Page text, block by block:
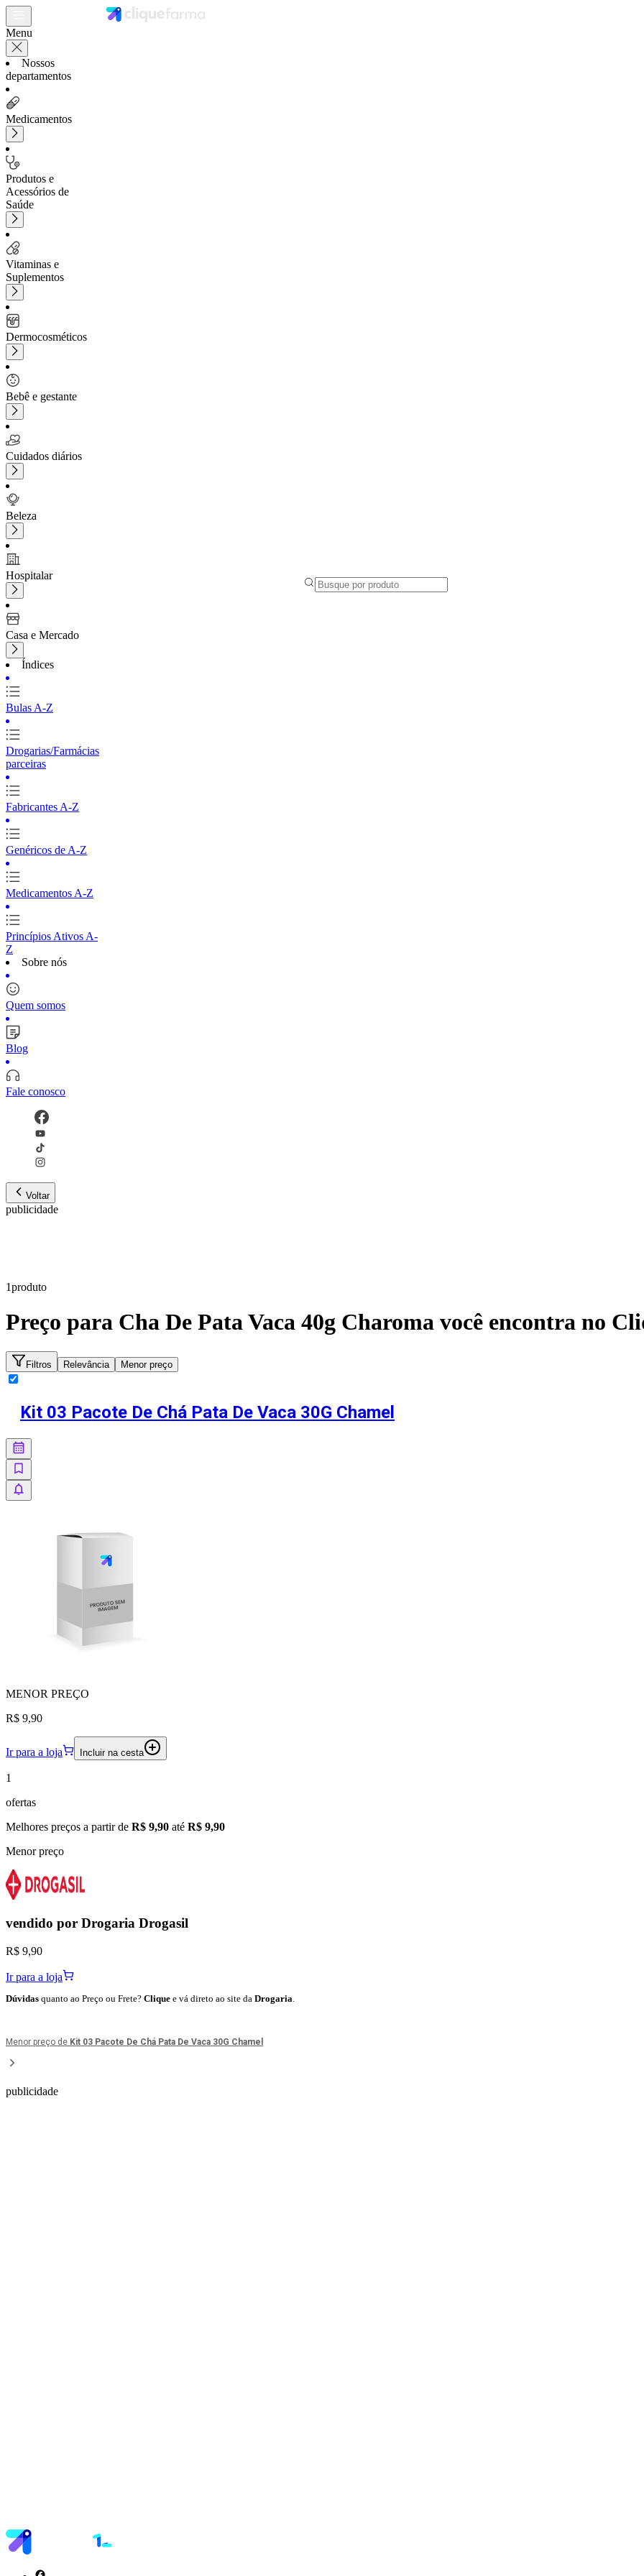
Menu
Nossos
departamentos
Medicamentos
Produtos e
Acessórios de
Saúde
Vitaminas e
Suplementos
Dermocosméticos
Bebê e gestante
Cuidados diários
Beleza
Hospitalar
Casa e Mercado
Índices
Bulas A-Z
Drogarias/Farmácias
parceiras
Fabricantes A-Z
Genéricos de A-Z
Medicamentos A-Z
Princípios Ativos A-
Z
Sobre nós
Quem somos
Blog
Fale conosco
Voltar
publicidade
1produto
Preço para Cha De Pata Vaca 40g Charoma você encontra no
Filtros Relevância Menor preço
Kit 03 Pacote De Chá Pata De Vaca 30G Chamel
MENOR PREÇO
R$ 9,90
Ir para a loja Incluir na cesta
1
ofertas
Melhores preços a partir de R$ 9,90 até R$ 9,90
Menor preço
vendido por Drogaria Drogasil
R$ 9,90
Ir para a loja
Dúvidas quanto ao Preço ou Frete? Clique e vá direto ao site da Drogaria.
Menor preço de Kit 03 Pacote De Chá Pata De Vaca 30G Chamel
publicidade